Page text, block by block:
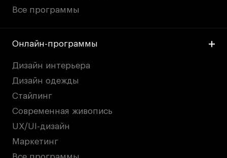
Истории успеха
Истории успеха
Работы студентов
Работы студентов
Universal University
Universal University
EN
EN
Все программы
Онлайн-программы
Дизайн интерьера
Дизайн одежды
Стайлинг
Современная живопись
UX/UI-дизайн
Маркетинг